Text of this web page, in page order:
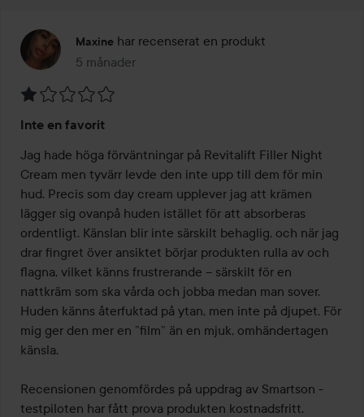
Maxine har recenserat en produkt
5 månader
Inlägget skapades 5 månader
1
av
5
Inte en favorit
Jag hade höga förväntningar på Revitalift Filler Night
Cream men tyvärr levde den inte upp till dem för min
hud. Precis som day cream upplever jag att krämen
lägger sig ovanpå huden istället för att absorberas
ordentligt. Känslan blir inte särskilt behaglig, och när jag
drar fingret över ansiktet börjar produkten rulla av och
flagna, vilket känns frustrerande – särskilt för en
nattkräm som ska vårda och jobba medan man sover.
Huden känns återfuktad på ytan, men inte på djupet. För
mig ger den mer en ”film” än en mjuk, omhändertagen
känsla.
Recensionen genomfördes på uppdrag av Smartson -
testpiloten har fått prova produkten kostnadsfritt.